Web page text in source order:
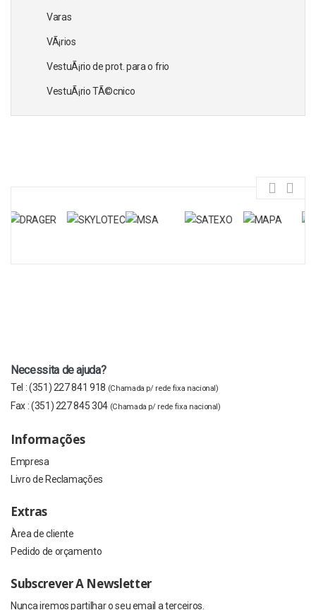
Varas
VÃ¡rios
VestuÃ¡rio de prot. para o frio
VestuÃ¡rio TÃ©cnico
Necessita de ajuda?
Tel :(351) 227 841 918 (Chamada p/ rede fixa nacional)
Fax :(351) 227 845 304 (Chamada p/ rede fixa nacional)
Informações
Empresa
Livro de Reclamações
Extras
Àrea de cliente
Pedido de orçamento
Subscrever A Newsletter
Nunca iremos partilhar o seu email a terceiros.